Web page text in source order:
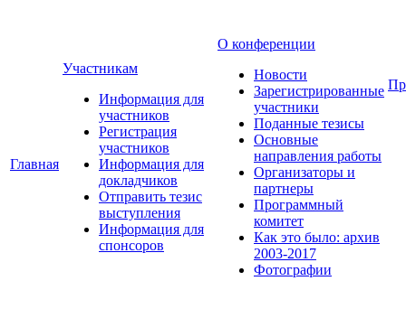
Главная
Участникам
Информация для
участников
Регистрация
участников
Информация для
докладчиков
Отправить тезис
выступления
Информация для
спонсоров
О конференции
Новости
Зарегистрированные
участники
Поданные тезисы
Основные
направления работы
Организаторы и
партнеры
Программный
комитет
Как это было: архив
2003-2017
Фотографии